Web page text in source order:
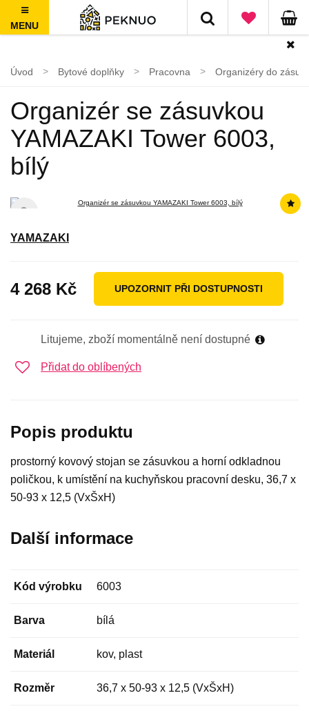
MENU
Úvod Bytové doplňky Pracovna Organizéry do
Organizér se zásuvkou
YAMAZAKI Tower 6003,
bílý
YAMAZAKI
4 268 Kč UPOZORNIT PŘI DOSTUPNOSTI
Litujeme, zboží momentálně není dostupné
Přidat do oblíbených
Popis produktu
prostorný kovový stojan se zásuvkou a horní odkladnou
poličkou, k umístění na kuchyňskou pracovní desku, 36,7 x
50-93 x 12,5 (VxŠxH)
Další informace
Kód výrobku 6003
Barva bílá
Materiál kov, plast
Rozměr 36,7 x 50-93 x 12,5 (VxŠxH)